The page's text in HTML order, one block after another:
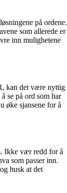
på ordene.
som allerede er
inn mulighetene
kan det være nyttig
se på ord som har
øke sjansene for å
Ikke vær redd for å
som passer inn.
husk at det